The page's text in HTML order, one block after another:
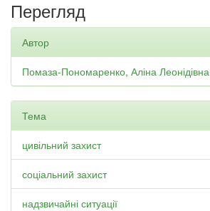
Перегляд
Автор
Помаза-Пономаренко, Аліна Леонідівна
Тема
цивільний захист
соціальний захист
надзвичайні ситуації